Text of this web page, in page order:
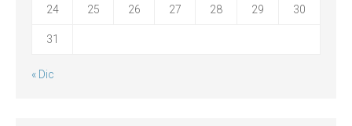
24 25 26 27 28 29 30
31
« Dic